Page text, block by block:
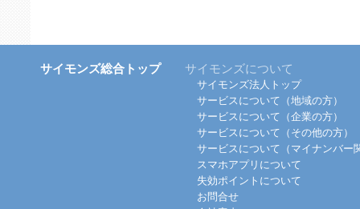
サイモンズ総合トップ サイモンズについて
サイモンズ法人トップ
サービスについて（地域の方）
サービスについて（企業の方）
サービスについて（その他の方）
サービスについて（マイナンバー
スマホアプリについて
失効ポイントについて
お問合せ